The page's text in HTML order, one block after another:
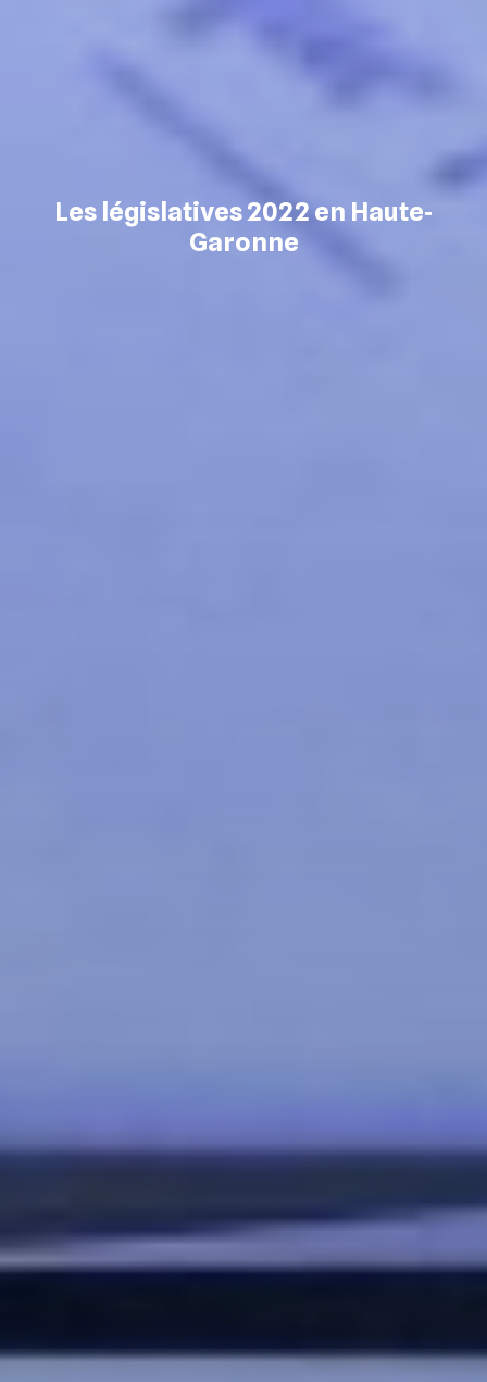
Les législatives 2022 en Haute‐
Garonne